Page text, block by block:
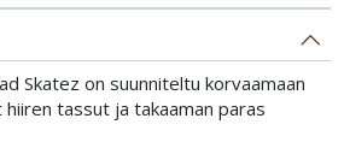
Skatez on suunniteltu korvaamaan
tassut ja takaaman paras